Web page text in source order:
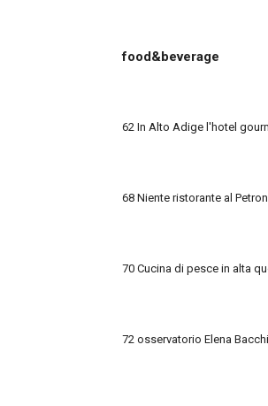
food&beverage
62 In Alto Adige l'hotel
68 Niente ristorante al
70 Cucina di pesce in alta
72 osservatorio Elena